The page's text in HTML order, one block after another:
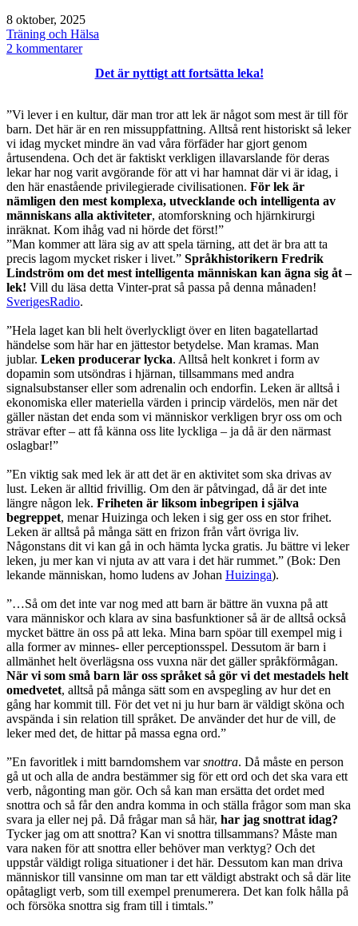
Publicerat
den
8 oktober, 2025
Kategoriserat
som
Träning och Hälsa
2 kommentarertill
igångsättning
Det är nyttigt att fortsätta leka!
”Vi lever i en kultur, där man tror att lek är något som mest är till för
barn. Det här är en ren missuppfattning. Alltså rent historiskt så leker
vi idag mycket mindre än vad våra förfäder har gjort genom
årtusendena. Och det är faktiskt verkligen illavarslande för deras
lekar har nog varit avgörande för att vi har hamnat där vi är idag, i
den här enastående privilegierade civilisationen. För lek är
nämligen den mest komplexa, utvecklande och intelligenta av
människans alla aktiviteter, atomforskning och hjärnkirurgi
inräknat. Kom ihåg vad ni hörde det först!”
”Man kommer att lära sig av att spela tärning, att det är bra att ta
precis lagom mycket risker i livet.” Språkhistorikern Fredrik
Lindström om det mest intelligenta människan kan ägna sig åt –
lek! Vill du läsa detta Vinter-prat så passa på denna månaden!
SverigesRadio.
”Hela laget kan bli helt överlyckligt över en liten bagatellartad
händelse som här har en jättestor betydelse. Man kramas. Man
jublar. Leken producerar lycka. Alltså helt konkret i form av
dopamin som utsöndras i hjärnan, tillsammans med andra
signalsubstanser eller som adrenalin och endorfin. Leken är alltså i
ekonomiska eller materiella värden i princip värdelös, men när det
gäller nästan det enda som vi människor verkligen bryr oss om och
strävar efter – att få känna oss lite lyckliga – ja då är den närmast
oslagbar!”
”En viktig sak med lek är att det är en aktivitet som ska drivas av
lust. Leken är alltid frivillig. Om den är påtvingad, då är det inte
längre någon lek. Friheten är liksom inbegripen i själva
begreppet, menar Huizinga och leken i sig ger oss en stor frihet.
Leken är alltså på många sätt en frizon från vårt övriga liv.
Någonstans dit vi kan gå in och hämta lycka gratis. Ju bättre vi leker
leken, ju mer kan vi njuta av att vara i det här rummet.” (Bok: Den
lekande människan, homo ludens av Johan Huizinga).
”…Så om det inte var nog med att barn är bättre än vuxna på att
vara människor och klara av sina basfunktioner så är de alltså också
mycket bättre än oss på att leka. Mina barn spöar till exempel mig i
alla former av minnes- eller perceptionsspel. Dessutom är barn i
allmänhet helt överlägsna oss vuxna när det gäller språkförmågan.
När vi som små barn lär oss språket så gör vi det mestadels helt
omedvetet, alltså på många sätt som en avspegling av hur det en
gång har kommit till. För det vet ni ju hur barn är väldigt sköna och
avspända i sin relation till språket. De använder det hur de vill, de
leker med det, de hittar på massa egna ord.”
”En favoritlek i mitt barndomshem varsnottra. Då måste en person
gå ut och alla de andra bestämmer sig för ett ord och det ska vara ett
verb, någonting man gör. Och så kan man ersätta det ordet med
snottra och så får den andra komma in och ställa frågor som man ska
svara ja eller nej på. Då frågar man så här, har jag snottrat idag?
Tycker jag om att snottra? Kan vi snottra tillsammans? Måste man
vara naken för att snottra eller behöver man verktyg? Och det
uppstår väldigt roliga situationer i det här. Dessutom kan man driva
människor till vansinne om man tar ett väldigt abstrakt och så där lite
opåtagligt verb, som till exempel prenumerera. Det kan folk hålla på
och försöka snottra sig fram till i timtals.”